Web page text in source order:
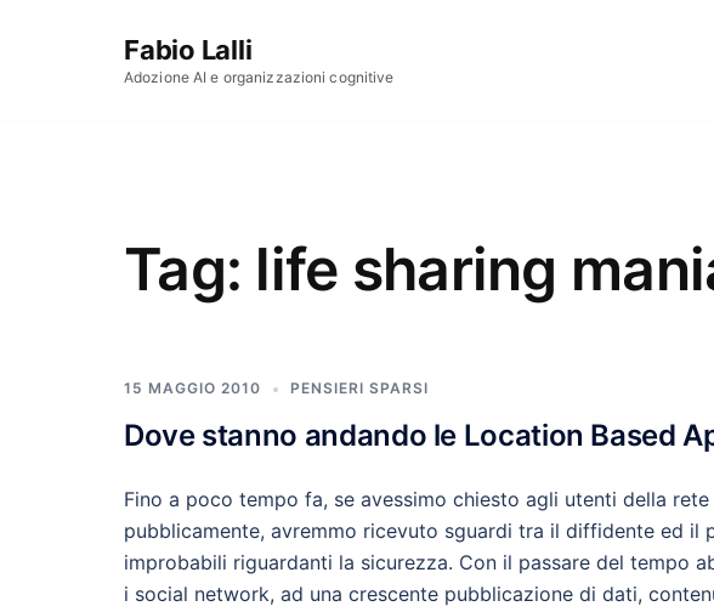
Fabio Lalli
Adozione AI e organizzazioni cognitive
Tag: life sharing
15 MAGGIO 2010 PENSIERI SPARSI
Dove stanno andando le Location Based
Fino a poco tempo fa, se avessimo chiesto agli utenti della
pubblicamente, avremmo ricevuto sguardi tra il diffidente ed il
improbabili riguardanti la sicurezza. Con il passare del tempo
i social network, ad una crescente pubblicazione di dati,